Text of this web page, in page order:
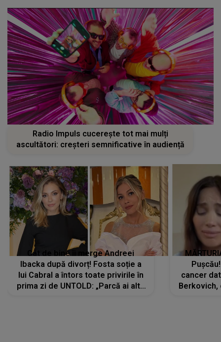
Radio Impuls cucerește tot mai mulți
ascultători: creșteri semnificative în audiență
Cât de bine îi merge Andreei
Ibacka după divorț! Fosta soție a
lui Cabral a întors toate privirile în
prima zi de UNTOLD: „Parcă ai altă
cancer
Berkovich,